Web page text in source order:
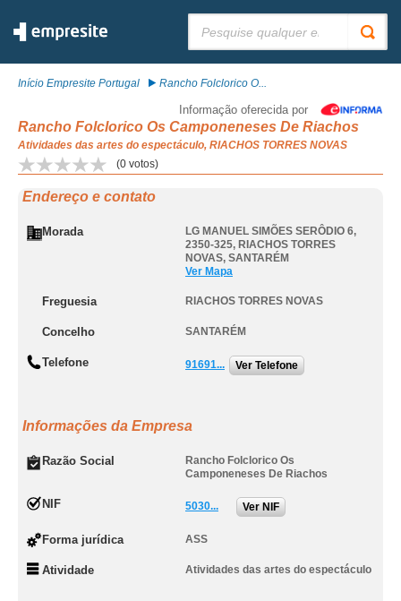
Início Empresite Portugal Rancho Folclorico O...
Informação oferecida por
Rancho Folclorico Os Camponeneses De Riachos
Atividades das artes do espectáculo, RIACHOS TORRES NOVAS
(0 votos)
Endereço e contato
Morada
LG MANUEL SIMÕES SERÔDIO 6,
2350-325, RIACHOS TORRES
NOVAS, SANTARÉM
Ver Mapa
Freguesia RIACHOS TORRES NOVAS
Concelho SANTARÉM
Telefone 91691... Ver Telefone
Informações da Empresa
Razão Social
Rancho Folclorico Os
Camponeneses De Riachos
NIF 5030... Ver NIF
Forma jurídica ASS
Atividade Atividades das artes do espectáculo